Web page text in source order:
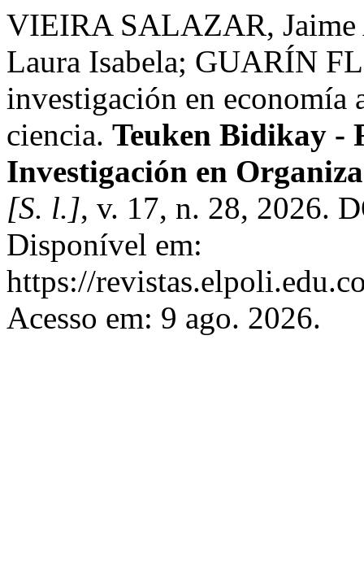
VIEIRA SALAZAR,
Laura Isabela; GUARÍN
investigación en economía
ciencia. Teuken Bidikay -
Investigación en
[S. l.], v. 17, n. 28, 2026.
Disponível em:
https://
Acesso em: 9 ago. 2026.